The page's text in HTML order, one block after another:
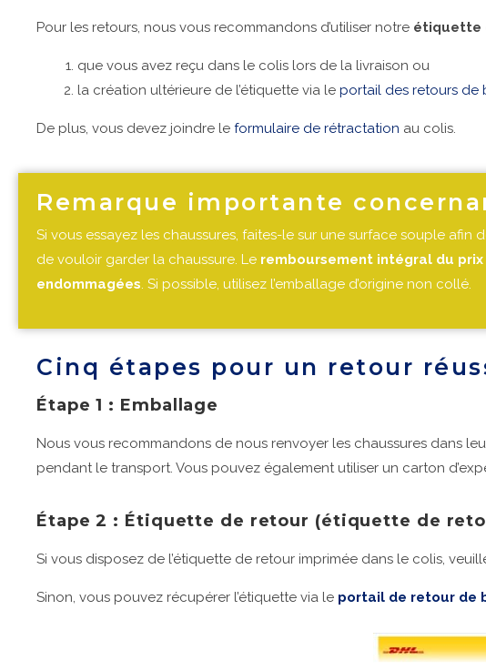
Pour les retours, nous vous recommandons d’utiliser notre étiquette
que vous avez reçu dans le colis lors de la livraison ou
la création ultérieure de l’étiquette via le portail des retours de
De plus, vous devez joindre le formulaire de rétractation au colis.
Remarque importante
Si vous essayez les chaussures, faites-le sur une surface souple afin
de vouloir garder la chaussure. Le remboursement intégral du
endommagées. Si possible, utilisez l’emballage d’origine non collé.
Cinq étapes pour un retour
Étape 1 : Emballage
Nous vous recommandons de nous renvoyer les chaussures dans
pendant le transport. Vous pouvez également utiliser un carton
Étape 2 : Étiquette de retour (étiquette de
Si vous disposez de l’étiquette de retour imprimée dans le colis,
Sinon, vous pouvez récupérer l’étiquette via le portail de retour de